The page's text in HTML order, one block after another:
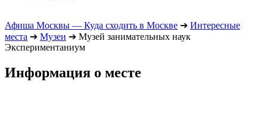
Афиша Москвы — Куда сходить в Москве ➔ Интересные
места ➔ Музеи ➔ Музей занимательных наук
Экспериментаниум
Информация о месте